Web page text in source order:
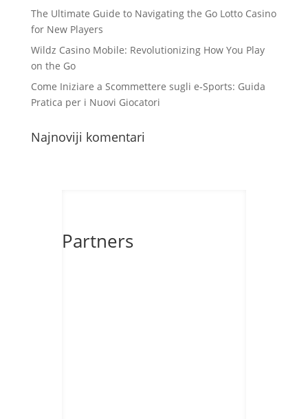
The Ultimate Guide to Navigating the Go Lotto Casino
for New Players
Wildz Casino Mobile: Revolutionizing How You Play
on the Go
Come Iniziare a Scommettere sugli e‑Sports: Guida
Pratica per i Nuovi Giocatori
Najnoviji komentari
Partners